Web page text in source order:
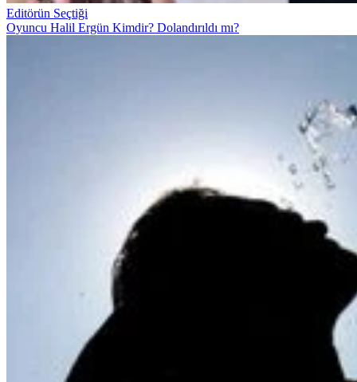
Editörün Seçtiği
Oyuncu Halil Ergün Kimdir? Dolandırıldı mı?